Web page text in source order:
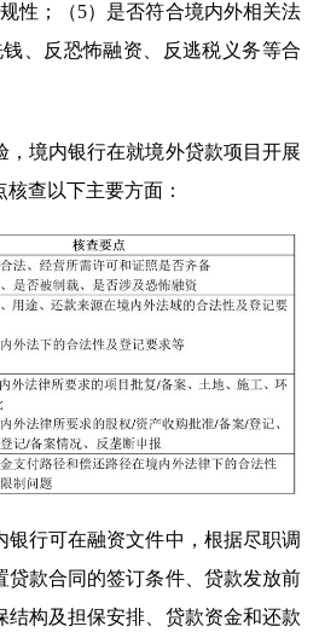
性；（5）是否符合境内外相关法
、反恐怖融资、反逃税义务等合
，境内银行在就境外贷款项目开展
查以下主要方面：
银行可在融资文件中，根据尽职调
贷款合同的签订条件、贷款发放前
结构及担保安排、贷款资金和还款